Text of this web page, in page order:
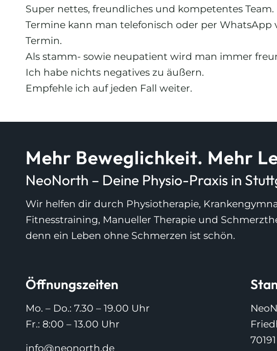
Super nettes, freundliches und kompetentes Team.
Termine kann man telefonisch oder per
Termin.
Als stamm- sowie neupatient wird man immer
Ich habe nichts negatives zu äußern.
Empfehle ich auf jeden Fall weiter.
Mehr Beweglichkeit. Mehr
NeoNorth – Deine Physio-Praxis in
Wir helfen dir durch Physiotherapie,
Fitnesstraining, Manueller Therapie und
denn ein Leben ohne Schmerzen ist schön.
Öffnungszeiten
Mo. – Do.: 7.30 – 19.00 Uhr
Fr.: 8:00 – 13.00 Uhr
info@neonorth.de